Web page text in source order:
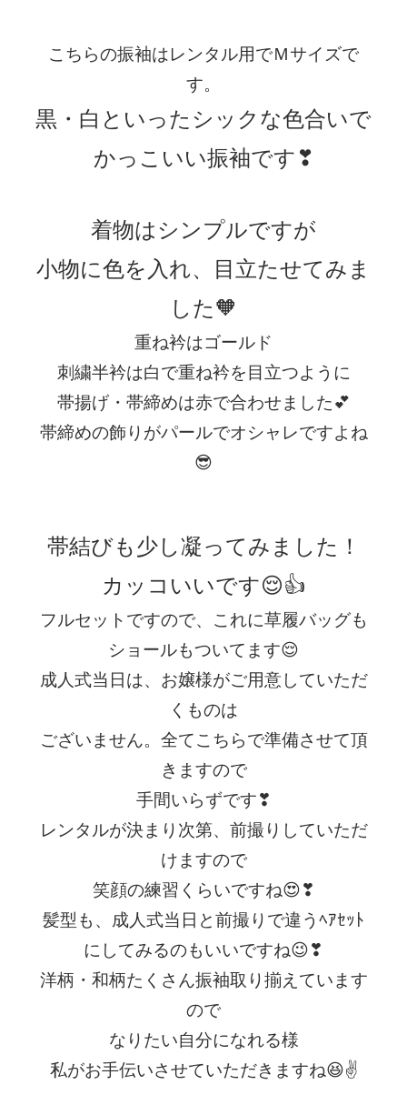
こちらの振袖はレンタル用でＭサイズで
す。
黒・白といったシックな色合いで
かっこいい振袖です❣
着物はシンプルですが
小物に色を入れ、目立たせてみま
した🧡
重ね衿はゴールド
刺繍半衿は白で重ね衿を目立つように
帯揚げ・帯締めは赤で合わせました💕
帯締めの飾りがパールでオシャレですよね
😎
帯結びも少し凝ってみました！
カッコいいです😌👍
フルセットですので、これに草履バッグも
ショールもついてます😌
成人式当日は、お嬢様がご用意していただ
くものは
ございません。全てこちらで準備させて頂
きますので
手間いらずです❣
レンタルが決まり次第、前撮りしていただ
けますので
笑顔の練習くらいですね😍❣
髪型も、成人式当日と前撮りで違うﾍｱｾｯﾄ
にしてみるのもいいですね😉❣
洋柄・和柄たくさん振袖取り揃えています
ので
なりたい自分になれる様
私がお手伝いさせていただきますね😆✌